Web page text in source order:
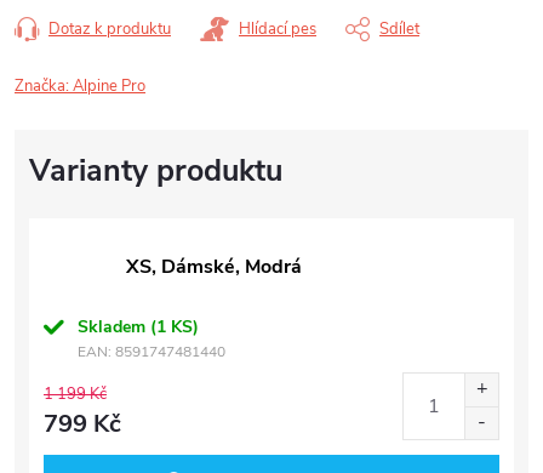
Dotaz k produktu Hlídací pes Sdílet
Značka:Alpine Pro
XS, Dámské, Modrá
Skladem (1 KS)
EAN: 8591747481440
1 199 Kč
799 Kč